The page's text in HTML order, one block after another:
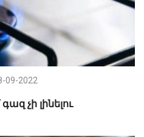
09-2022
չի լինելու